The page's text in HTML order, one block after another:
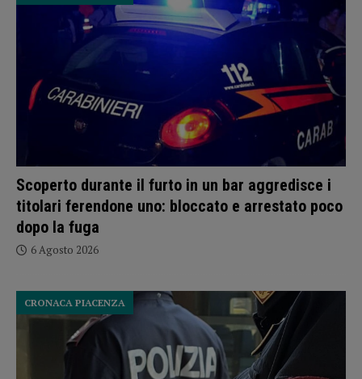
Scoperto durante il furto in un bar aggredisce i
titolari ferendone uno: bloccato e arrestato poco
dopo la fuga
6 Agosto 2026
CRONACA PIACENZA